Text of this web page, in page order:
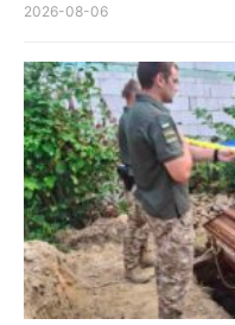
2026-08-06